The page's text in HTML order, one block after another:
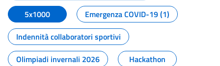
5x1000
Emergenza COVID-19 (1)
Indennità collaboratori sportivi
Olimpiadi invernali 2026
Hackathon